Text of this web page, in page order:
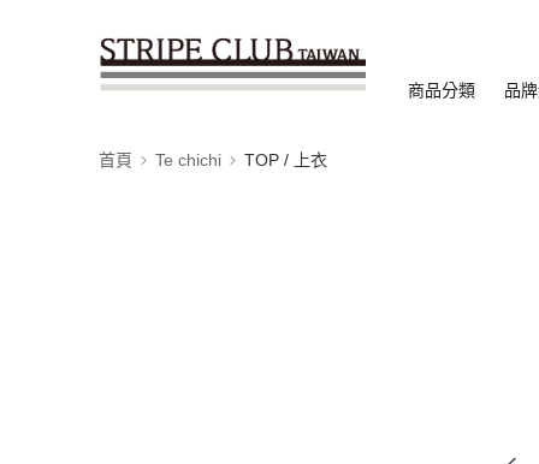
商品分類 品
首頁 Te chichi TOP / 上衣